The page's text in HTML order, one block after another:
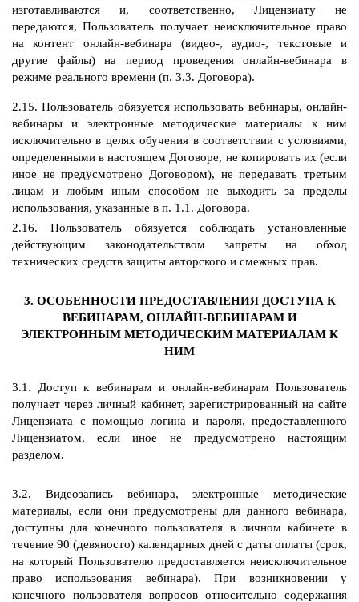
изготавливаются и, соответственно, Лицензиату не
передаются, Пользователь получает неисключительное право
на контент онлайн-вебинара (видео-, аудио-, текстовые и
другие файлы) на период проведения онлайн-вебинара в
режиме реального времени (п. 3.3. Договора).
2.15. Пользователь обязуется использовать вебинары, онлайн-
вебинары и электронные методические материалы к ним
исключительно в целях обучения в соответствии с условиями,
определенными в настоящем Договоре, не копировать их (если
иное не предусмотрено Договором), не передавать третьим
лицам и любым иным способом не выходить за пределы
использования, указанные в п. 1.1. Договора.
2.16. Пользователь обязуется соблюдать установленные
действующим законодательством запреты на обход
технических средств защиты авторского и смежных прав.
3. ОСОБЕННОСТИ ПРЕДОСТАВЛЕНИЯ ДОСТУПА К
ВЕБИНАРАМ, ОНЛАЙН-ВЕБИНАРАМ И
ЭЛЕКТРОННЫМ МЕТОДИЧЕСКИМ МАТЕРИАЛАМ К
НИМ
3.1. Доступ к вебинарам и онлайн-вебинарам Пользователь
получает через личный кабинет, зарегистрированный на сайте
Лицензиата с помощью логина и пароля, предоставленного
Лицензиатом, если иное не предусмотрено настоящим
разделом.
3.2. Видеозапись вебинара, электронные методические
материалы, если они предусмотрены для данного вебинара,
доступны для конечного пользователя в личном кабинете в
течение 90 (девяносто) календарных дней с даты оплаты (срок,
на который Пользователю предоставляется неисключительное
право использования вебинара). При возникновении у
конечного пользователя вопросов относительно содержания